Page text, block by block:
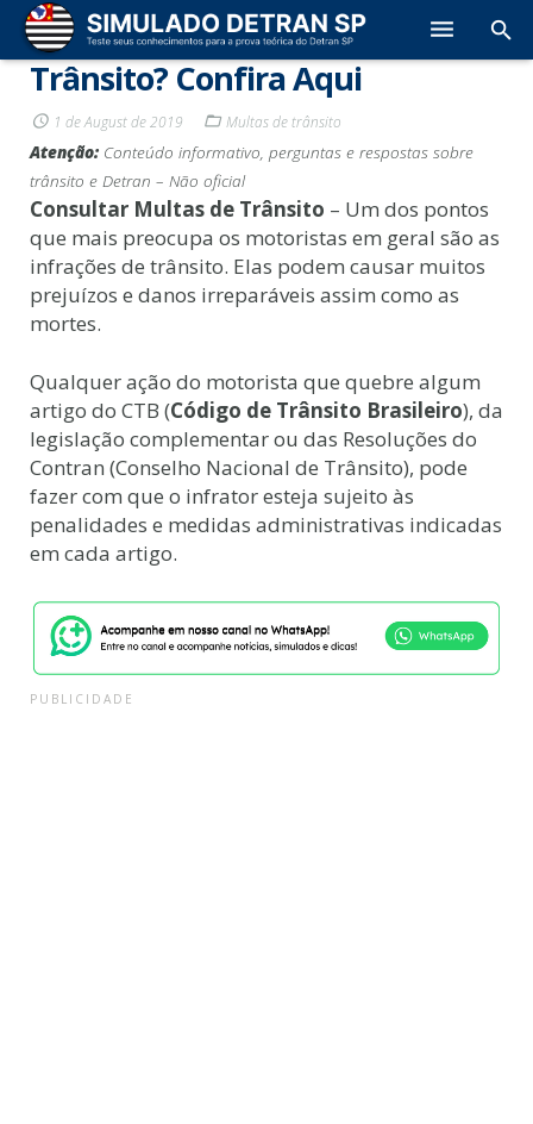
CNH
Placas de Trânsito
Simulados
Conteúdo para Prova CNH
Como Consultar Multas de
Trânsito? Confira Aqui
1 de August de 2019 Multas de trânsito
Atenção: Conteúdo informativo, perguntas e respostas sobre
trânsito e Detran – Não oficial
Consultar Multas de Trânsito – Um dos pontos
que mais preocupa os motoristas em geral são as
infrações de trânsito. Elas podem causar muitos
prejuízos e danos irreparáveis assim como as
mortes.
Qualquer ação do motorista que quebre algum
artigo do CTB (Código de Trânsito Brasileiro), da
legislação complementar ou das Resoluções do
Contran (Conselho Nacional de Trânsito), pode
fazer com que o infrator esteja sujeito às
penalidades e medidas administrativas indicadas
em cada artigo.
PUBLICIDADE